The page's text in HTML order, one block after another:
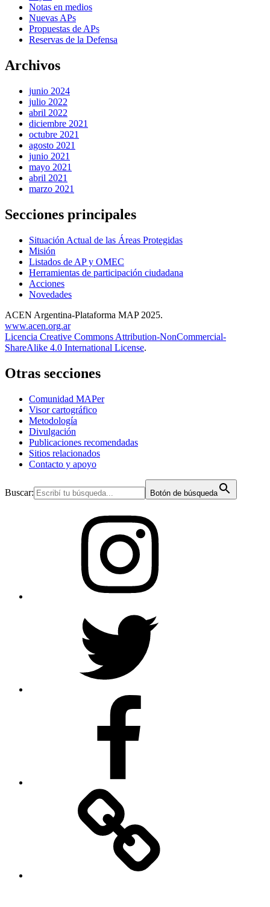
Notas en medios
Nuevas APs
Propuestas de APs
Reservas de la Defensa
Archivos
junio 2024
julio 2022
abril 2022
diciembre 2021
octubre 2021
agosto 2021
junio 2021
mayo 2021
abril 2021
marzo 2021
Secciones principales
Situación Actual de las Áreas Protegidas
Misión
Listados de AP y OMEC
Herramientas de participación ciudadana
Acciones
Novedades
ACEN Argentina-Plataforma MAP 2025.
www.acen.org.ar
Licencia Creative Commons Attribution-NonCommercial-
ShareAlike 4.0 International License.
Otras secciones
Comunidad MAPer
Visor cartográfico
Metodología
Divulgación
Publicaciones recomendadas
Sitios relacionados
Contacto y apoyo
Buscar: Botón de búsqueda